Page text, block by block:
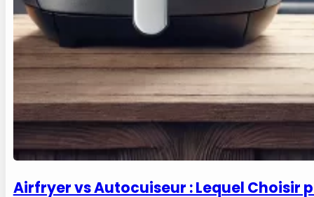
Airfryer vs Autocuiseur : Lequel Choisir